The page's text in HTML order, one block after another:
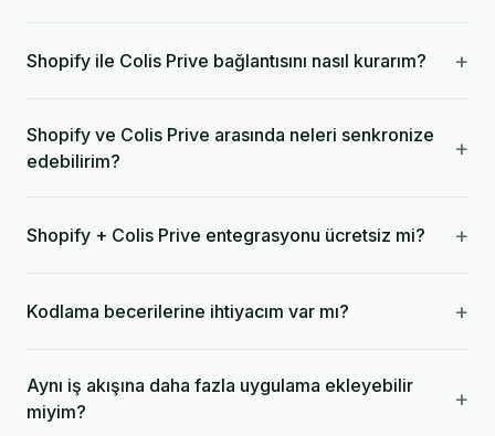
Shopify ile Colis Prive bağlantısını nasıl kurarım? +
Shopify ve Colis Prive arasında neleri senkronize
edebilirim?
+
Shopify + Colis Prive entegrasyonu ücretsiz mi? +
Kodlama becerilerine ihtiyacım var mı? +
Aynı iş akışına daha fazla uygulama ekleyebilir
miyim?
+